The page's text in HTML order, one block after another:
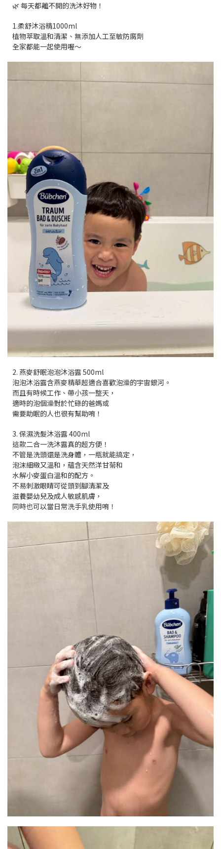
🌿 每天都離不開的洗沐好物！
1.柔舒沐浴精1000ml
植物萃取溫和清潔、無添加人工至敏防腐劑
全家都能一起使用喔～
2. 燕麥舒眠泡泡沐浴露 500ml
泡泡沐浴露含燕麥精華超適合喜歡泡澡的宇宙銀河。
而且有時候工作、帶小孩一整天，
適時的泡個澡對於忙碌的爸媽或
需要助眠的人也很有幫助唷！
3. 保濕洗髮沐浴露 400ml
這款二合一洗沐露真的超方便！
不管是洗頭還是洗身體，一瓶就能搞定，
泡沫細緻又溫和，蘊含天然洋甘菊和
水解小麥蛋白溫和的配方。
不易刺激眼睛可從頭到腳清潔及
滋養嬰幼兒及成人敏感肌膚，
同時也可以當日常洗手乳使用唷！